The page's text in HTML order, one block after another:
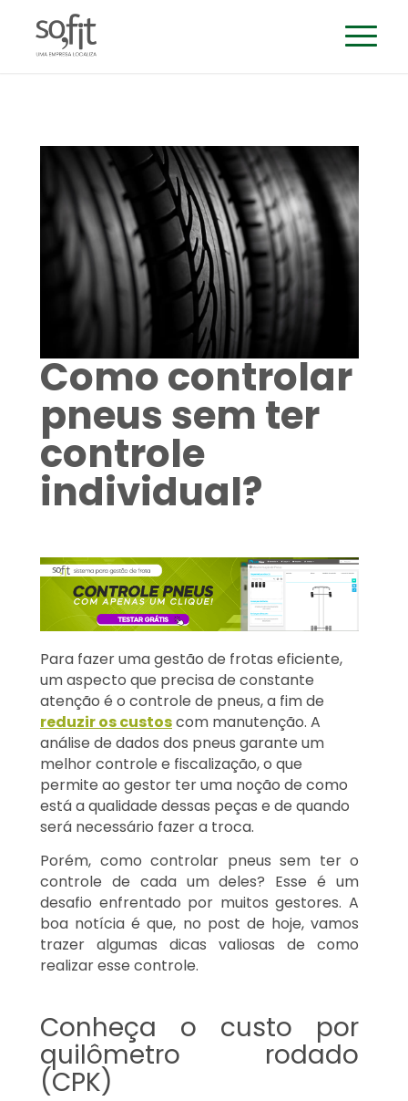
Como controlar
pneus sem ter
controle
individual?
Para fazer uma gestão de frotas eficiente,
um aspecto que precisa de constante
atenção é o controle de pneus, a fim de
reduzir os custoscom manutenção. A
análise de dados dos pneus garante um
melhor controle e fiscalização, o que
permite ao gestor ter uma noção de como
está a qualidade dessas peças e de quando
será necessário fazer a troca.
Porém, como controlar pneus sem ter o
controle de cada um deles? Esse é um
desafio enfrentado por muitos gestores. A
boa notícia é que, no post de hoje, vamos
trazer algumas dicas valiosas de como
realizar esse controle.
Conheça o custo por
quilômetro rodado
(CPK)